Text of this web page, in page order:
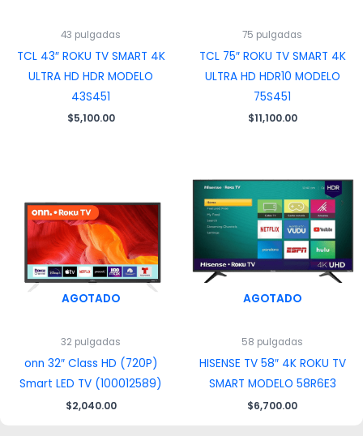
43 pulgadas
TCL 43″ ROKU TV SMART 4K
ULTRA HD HDR MODELO
43S451
$5,100.00
75 pulgadas
TCL 75″ ROKU TV SMART 4K
ULTRA HD HDR10 MODELO
75S451
$11,100.00
AGOTADO
32 pulgadas
onn 32″ Class HD (720P)
Smart LED TV (100012589)
$2,040.00
AGOTADO
58 pulgadas
HISENSE TV 58″ 4K ROKU TV
SMART MODELO 58R6E3
$6,700.00